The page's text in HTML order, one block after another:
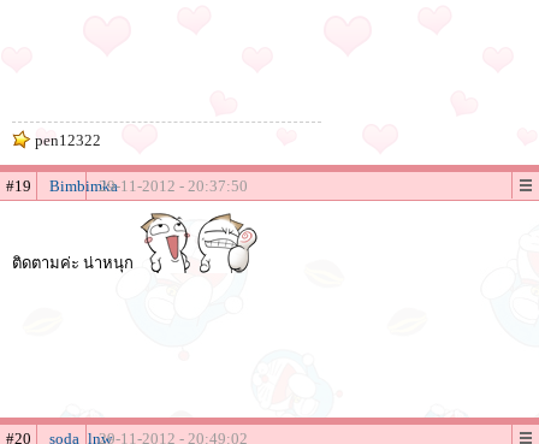
pen12322
#19 Bimbimka29-11-2012 - 20:37:50
ติดตามค่ะ น่าหนุก
#20 soda_lnw29-11-2012 - 20:49:02